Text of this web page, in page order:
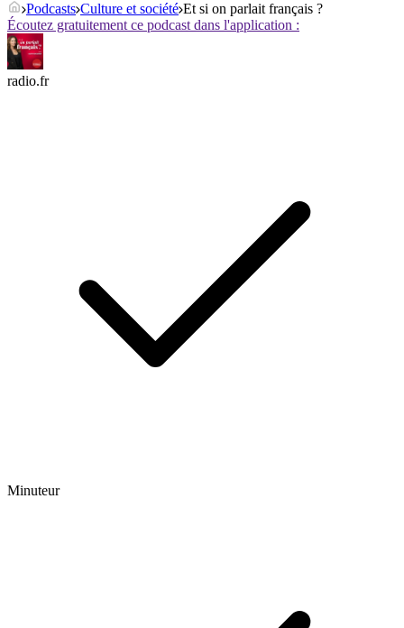
Podcasts Culture et société Et si on parlait français ?
Écoutez gratuitement ce podcast dans l'application :
radio.fr
Minuteur